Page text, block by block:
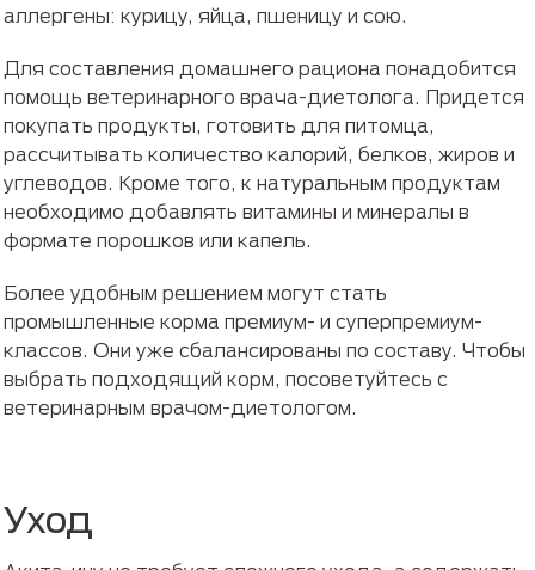
аллергены: курицу, яйца, пшеницу и сою.
Для составления домашнего рациона понадобится
помощь ветеринарного врача-диетолога. Придется
покупать продукты, готовить для питомца,
рассчитывать количество калорий, белков, жиров и
углеводов. Кроме того, к натуральным продуктам
необходимо добавлять витамины и минералы в
формате порошков или капель.
Более удобным решением могут стать
промышленные корма премиум- и суперпремиум-
классов. Они уже сбалансированы по составу. Чтобы
выбрать подходящий корм, посоветуйтесь с
ветеринарным врачом-диетологом.
Уход